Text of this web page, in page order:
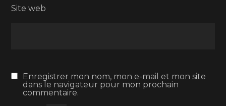
Site web
Enregistrer mon nom, mon e-mail et mon site
dans le navigateur pour mon prochain
commentaire.